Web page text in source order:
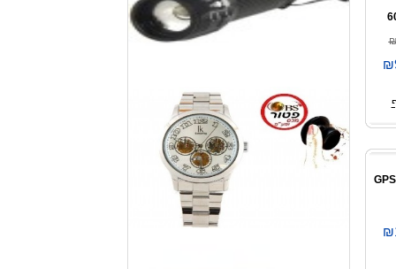
מטען נייד 5600mAh לסלולורי, אייפון, אייפוד ,GPS